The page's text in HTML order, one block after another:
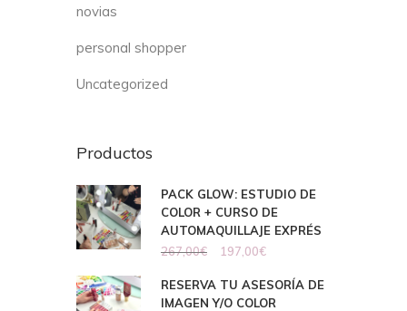
novias
personal shopper
Uncategorized
Productos
PACK GLOW: ESTUDIO DE
COLOR + CURSO DE
AUTOMAQUILLAJE EXPRÉS
267,00€ 197,00€
RESERVA TU ASESORÍA DE
IMAGEN Y/O COLOR